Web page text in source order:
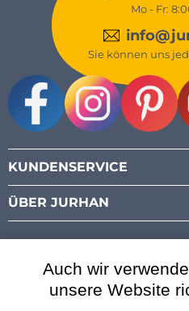
Mo - Fr:
Sie können uns
KUNDENSERVICE
ÜBER JURHAN
Auch wir
unsere Website